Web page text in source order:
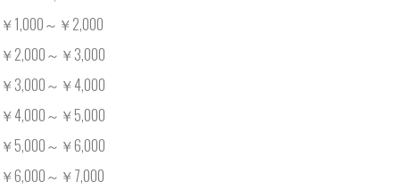
￥1,000～￥2,000
￥2,000～￥3,000
￥3,000～￥4,000
￥4,000～￥5,000
￥5,000～￥6,000
￥6,000～￥7,000